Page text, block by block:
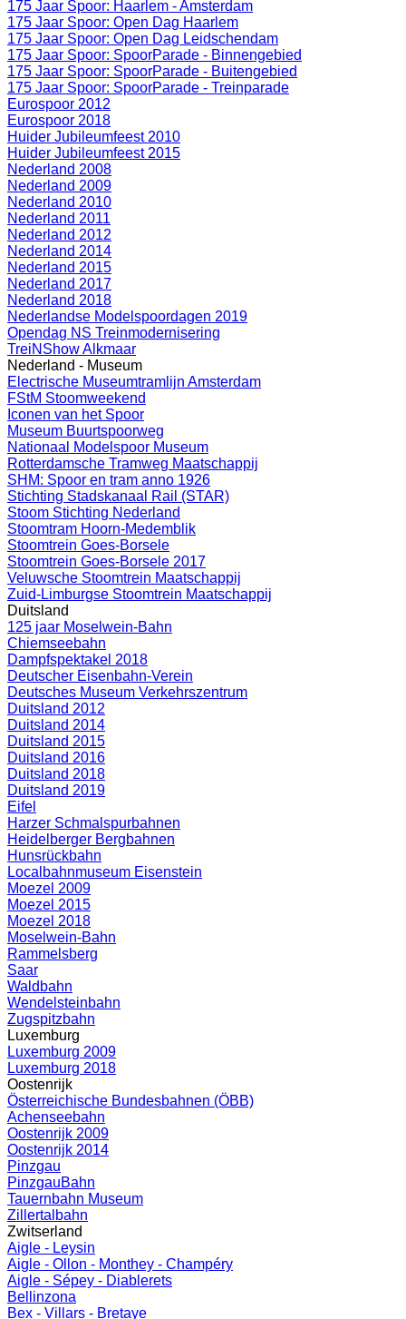
175 Jaar Spoor: Haarlem - Amsterdam
175 Jaar Spoor: Open Dag Haarlem
175 Jaar Spoor: Open Dag Leidschendam
175 Jaar Spoor: SpoorParade - Binnengebied
175 Jaar Spoor: SpoorParade - Buitengebied
175 Jaar Spoor: SpoorParade - Treinparade
Eurospoor 2012
Eurospoor 2018
Huider Jubileumfeest 2010
Huider Jubileumfeest 2015
Nederland 2008
Nederland 2009
Nederland 2010
Nederland 2011
Nederland 2012
Nederland 2014
Nederland 2015
Nederland 2017
Nederland 2018
Nederlandse Modelspoordagen 2019
Opendag NS Treinmodernisering
TreiNShow Alkmaar
Nederland - Museum
Electrische Museumtramlijn Amsterdam
FStM Stoomweekend
Iconen van het Spoor
Museum Buurtspoorweg
Nationaal Modelspoor Museum
Rotterdamsche Tramweg Maatschappij
SHM: Spoor en tram anno 1926
Stichting Stadskanaal Rail (STAR)
Stoom Stichting Nederland
Stoomtram Hoorn-Medemblik
Stoomtrein Goes-Borsele
Stoomtrein Goes-Borsele 2017
Veluwsche Stoomtrein Maatschappij
Zuid-Limburgse Stoomtrein Maatschappij
Duitsland
125 jaar Moselwein-Bahn
Chiemseebahn
Dampfspektakel 2018
Deutscher Eisenbahn-Verein
Deutsches Museum Verkehrszentrum
Duitsland 2012
Duitsland 2014
Duitsland 2015
Duitsland 2016
Duitsland 2018
Duitsland 2019
Eifel
Harzer Schmalspurbahnen
Heidelberger Bergbahnen
Hunsrückbahn
Localbahnmuseum Eisenstein
Moezel 2009
Moezel 2015
Moezel 2018
Moselwein-Bahn
Rammelsberg
Saar
Waldbahn
Wendelsteinbahn
Zugspitzbahn
Luxemburg
Luxemburg 2009
Luxemburg 2018
Oostenrijk
Österreichische Bundesbahnen (ÖBB)
Achenseebahn
Oostenrijk 2009
Oostenrijk 2014
Pinzgau
PinzgauBahn
Tauernbahn Museum
Zillertalbahn
Zwitserland
Aigle - Leysin
Aigle - Ollon - Monthey - Champéry
Aigle - Sépey - Diablerets
Bellinzona
Bex - Villars - Bretaye